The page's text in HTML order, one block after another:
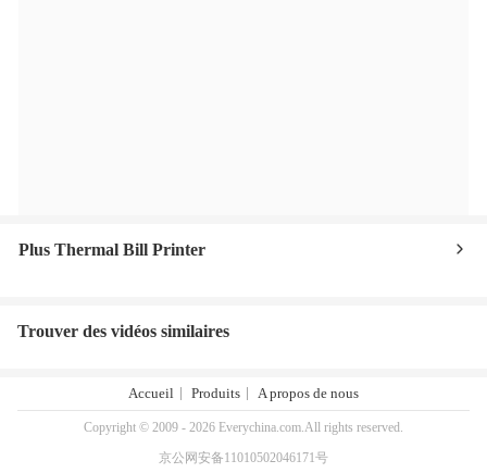
Plus Thermal Bill Printer
Trouver des vidéos similaires
Accueil Produits A propos de nous
Copyright © 2009 - 2026 Everychina.com.All rights reserved.
京公网安备11010502046171号